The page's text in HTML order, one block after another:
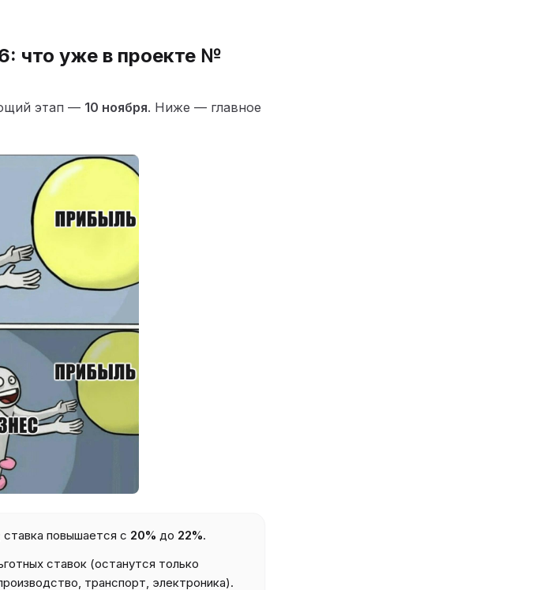
что уже в проекте №
этап — 10 ноября. Ниже — главное
ставка повышается с 20% до 22%.
ставок (останутся только
транспорт, электроника).